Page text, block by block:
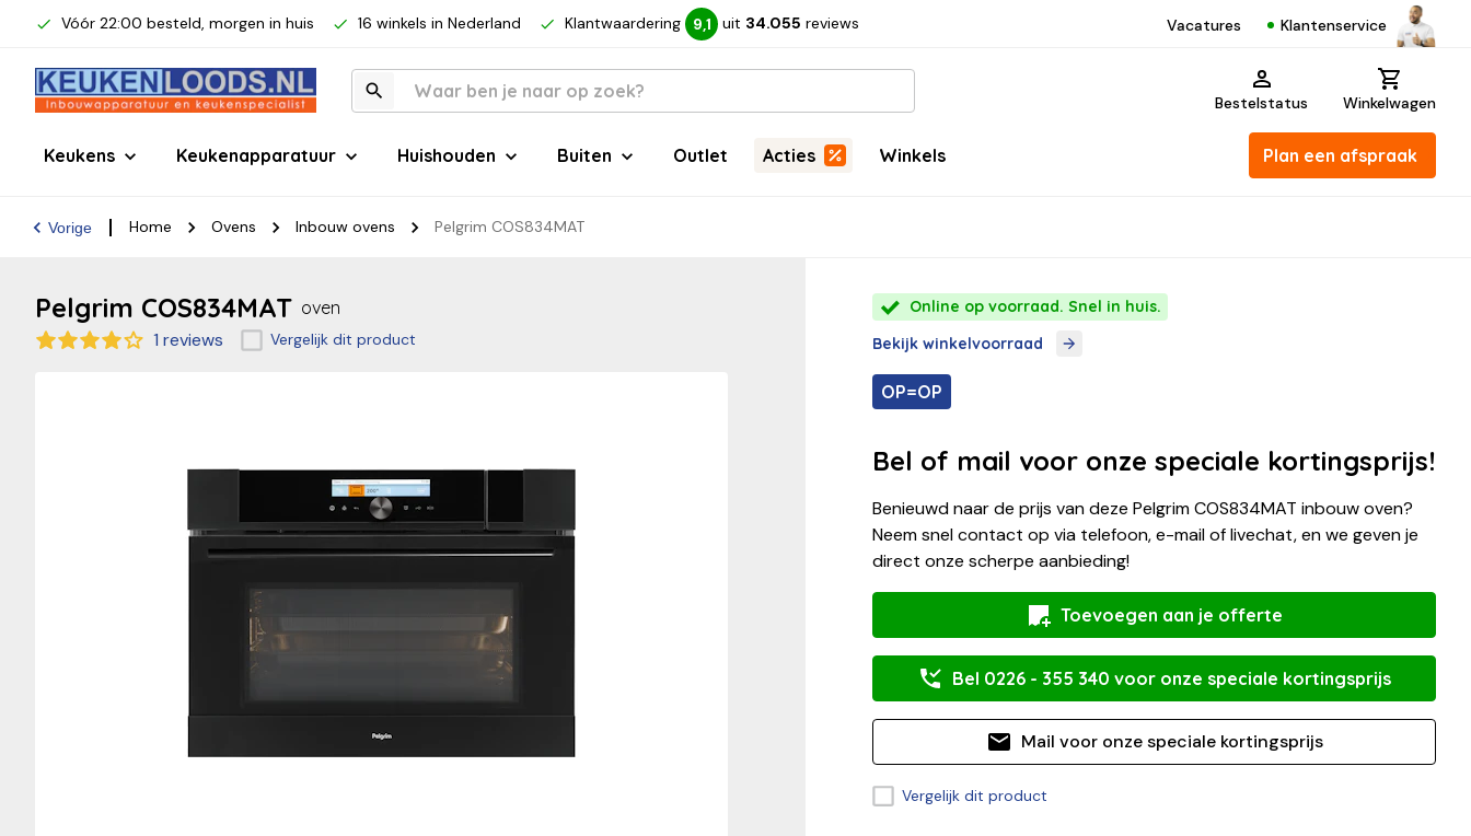
Vóór 22:00 besteld, morgen in huis 16 winkels in Nederland Klantwaardering 9,1 uit 34.055 reviews Vacatures Klantenservice
Bestelstatus Winkelwagen
Keukens Keukenapparatuur Huishouden Buiten Outlet Acties Winkels Plan een afspraak
Vorige Home Ovens Inbouw ovens Pelgrim COS834MAT
Pelgrim COS834MAT oven
1 reviews Vergelijk dit product
Online op voorraad. Snel in huis.
Bekijk winkelvoorraad
OP=OP
Bel of mail voor onze speciale kortingsprijs!
Benieuwd naar de prijs van deze Pelgrim COS834MAT inbouw oven?
Neem snel contact op via telefoon, e-mail of livechat, en we geven je
direct onze scherpe aanbieding!
Toevoegen aan je offerte
Bel 0226 - 355 340 voor onze speciale kortingsprijs
Mail voor onze speciale kortingsprijs
Vergelijk dit product